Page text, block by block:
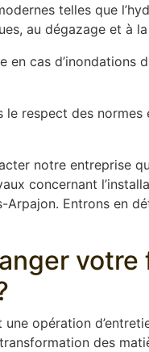
telles que
au dégazage et à
en cas d’inondations
respect des normes
notre entreprise
concernant
Arpajon. Entrons en
opération
des